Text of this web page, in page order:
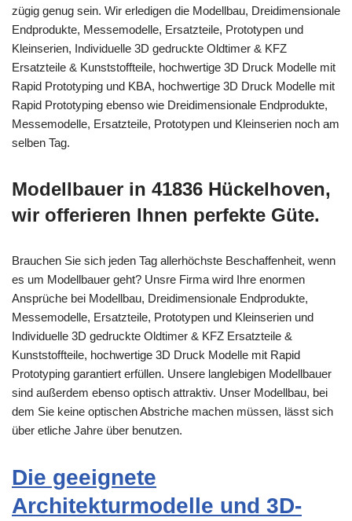
zügig genug sein. Wir erledigen die Modellbau, Dreidimensionale
Endprodukte, Messemodelle, Ersatzteile, Prototypen und
Kleinserien, Individuelle 3D gedruckte Oldtimer & KFZ
Ersatzteile & Kunststoffteile, hochwertige 3D Druck Modelle mit
Rapid Prototyping und KBA, hochwertige 3D Druck Modelle mit
Rapid Prototyping ebenso wie Dreidimensionale Endprodukte,
Messemodelle, Ersatzteile, Prototypen und Kleinserien noch am
selben Tag.
Modellbauer in 41836 Hückelhoven,
wir offerieren Ihnen perfekte Güte.
Brauchen Sie sich jeden Tag allerhöchste Beschaffenheit, wenn
es um Modellbauer geht? Unsre Firma wird Ihre enormen
Ansprüche bei Modellbau, Dreidimensionale Endprodukte,
Messemodelle, Ersatzteile, Prototypen und Kleinserien und
Individuelle 3D gedruckte Oldtimer & KFZ Ersatzteile &
Kunststoffteile, hochwertige 3D Druck Modelle mit Rapid
Prototyping garantiert erfüllen. Unsere langlebigen Modellbauer
sind außerdem ebenso optisch attraktiv. Unser Modellbau, bei
dem Sie keine optischen Abstriche machen müssen, lässt sich
über etliche Jahre über benutzen.
Die geeignete
Architekturmodelle und 3D-